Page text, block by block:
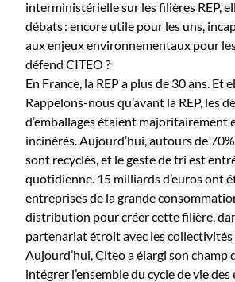
interministérielle sur les filières REP,
débats : encore utile pour les uns,
aux enjeux environnementaux pour
défend CITEO ?
En France, la REP a plus de 30 ans. Et
Rappelons-nous qu’avant la REP, les
d’emballages étaient majoritairement
incinérés. Aujourd’hui, autours de
sont recyclés, et le geste de tri est
quotidienne. 15 milliards d’euros ont
entreprises de la grande
distribution pour créer cette filière,
partenariat étroit avec les collectivités
Aujourd’hui, Citeo a élargi son champ
intégrer l’ensemble du cycle de vie